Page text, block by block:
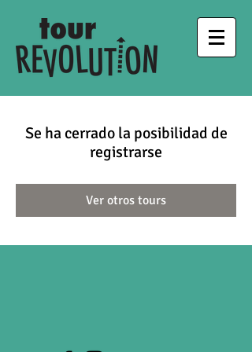
Se ha cerrado la posibilidad de
registrarse
Ver otros tours